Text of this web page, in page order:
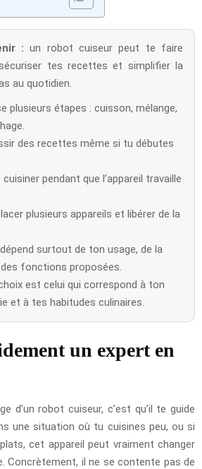
: un robot cuiseur peut te faire
tes recettes et simplifier la
au quotidien.
plusieurs étapes : cuisson, mélange,
des recettes même si tu débutes
pendant que l’appareil travaille
plusieurs appareils et libérer de la
surtout de ton usage, de la
fonctions proposées.
est celui qui correspond à ton
et à tes habitudes culinaires.
un expert en
d’un robot cuiseur, c’est qu’il te guide
une situation où tu cuisines peu, ou si
cet appareil peut vraiment changer
Concrètement, il ne se contente pas de